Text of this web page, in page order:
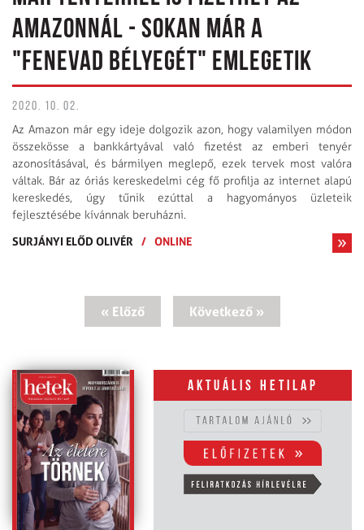
AMAZONNÁL - SOKAN MÁR A
"FENEVAD BÉLYEGÉT" EMLEGETIK
2020. 10. 02.
Az Amazon már egy ideje dolgozik azon, hogy valamilyen módon
összekösse a bankkártyával való fizetést az emberi tenyér
azonosításával, és bármilyen meglepő, ezek tervek most valóra
váltak. Bár az óriás kereskedelmi cég fő profilja az internet alapú
kereskedés, úgy tűnik ezúttal a hagyományos üzleteik
fejlesztésébe kívánnak beruházni.
SURJÁNYI ELŐD OLIVÉR
/ ONLINE
« Előző Következő »
Aktuális hetilap